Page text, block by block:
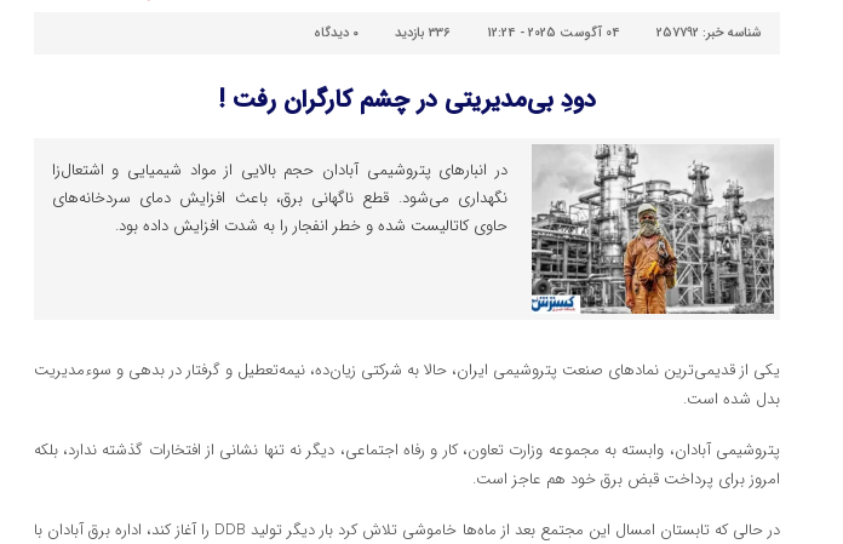
شناسه خبر: 257792 04 آگوست 2025 - 12:24 336 بازدید ۰ دیدگاه
دودِ بی‌مدیریتی در چشم کارگران رفت !
در انبارهای پتروشیمی آبادان حجم بالایی از مواد شیمیایی و اشتعال‌زا
نگهداری می‌شود. قطع ناگهانی برق، باعث افزایش دمای سردخانه‌های
حاوی کاتالیست شده و خطر انفجار را به شدت افزایش داده بود.
یکی از قدیمی‌ترین نمادهای صنعت پتروشیمی ایران، حالا به شرکتی زیان‌ده، نیمه‌تعطیل و گرفتار در بدهی و سوءمدیریت
بدل شده است.
پتروشیمی آبادان، وابسته به مجموعه وزارت تعاون، کار و رفاه اجتماعی، دیگر نه‌ تنها نشانی از افتخارات گذشته ندارد، بلکه
امروز برای پرداخت قبض برق خود هم عاجز است.
در حالی که تابستان امسال این مجتمع بعد از ماه‌ها خاموشی تلاش کرد بار دیگر تولید DDB را آغاز کند، اداره برق آبادان با